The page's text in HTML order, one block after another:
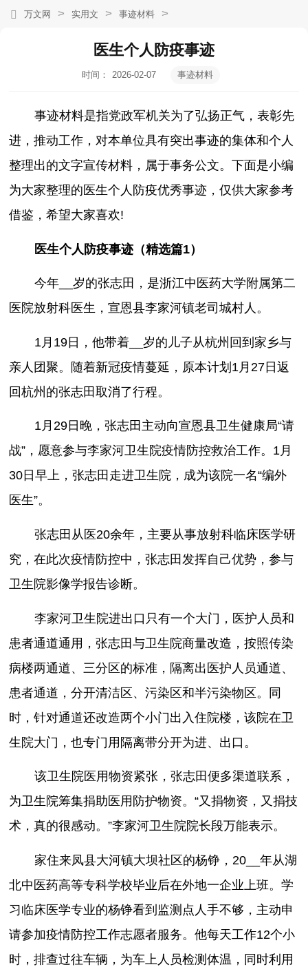
万文网 > 实用文 > 事迹材料 >
医生个人防疫事迹
时间：
2026-02-07
事迹材料
事迹材料是指党政军机关为了弘扬正气，表彰先
进，推动工作，对本单位具有突出事迹的集体和个人
整理出的文字宣传材料，属于事务公文。下面是小编
为大家整理的医生个人防疫优秀事迹，仅供大家参考
借鉴，希望大家喜欢!
医生个人防疫事迹（精选篇1）
今年__岁的张志田，是浙江中医药大学附属第二
医院放射科医生，宣恩县李家河镇老司城村人。
1月19日，他带着__岁的儿子从杭州回到家乡与
亲人团聚。随着新冠疫情蔓延，原本计划1月27日返
回杭州的张志田取消了行程。
1月29日晚，张志田主动向宣恩县卫生健康局“请
战”，愿意参与李家河卫生院疫情防控救治工作。1月
30日早上，张志田走进卫生院，成为该院一名“编外
医生”。
张志田从医20余年，主要从事放射科临床医学研
究，在此次疫情防控中，张志田发挥自己优势，参与
卫生院影像学报告诊断。
李家河卫生院进出口只有一个大门，医护人员和
患者通道通用，张志田与卫生院商量改造，按照传染
病楼两通道、三分区的标准，隔离出医护人员通道、
患者通道，分开清洁区、污染区和半污染物区。同
时，针对通道还改造两个小门出入住院楼，该院在卫
生院大门，也专门用隔离带分开为进、出口。
该卫生院医用物资紧张，张志田便多渠道联系，
为卫生院筹集捐助医用防护物资。“又捐物资，又捐技
术，真的很感动。”李家河卫生院院长段万能表示。
家住来凤县大河镇大坝社区的杨铮，20__年从湖
北中医药高等专科学校毕业后在外地一企业上班。学
习临床医学专业的杨铮看到监测点人手不够，主动申
请参加疫情防控工作志愿者服务。他每天工作12个小
时，排查过往车辆，为车上人员检测体温，同时利用